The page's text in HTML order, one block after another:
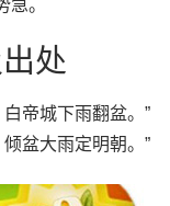
。
处
帝城下雨翻盆。”
盆大雨定明朝。”